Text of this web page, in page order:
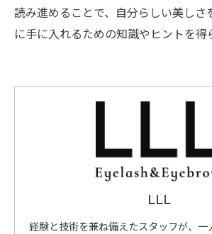
読み進めることで、自分らしい美しさ
に手に入れるための知識やヒントを得
LLL
経験と技術を兼ね備えたスタッフが、一